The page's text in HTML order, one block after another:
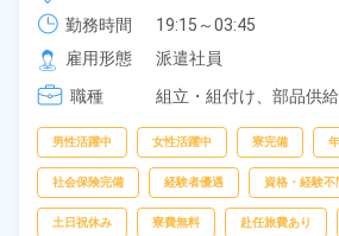
勤務時間
19:15～03:45
雇用形態
派遣社員
職種
組立・組付け、 部品供
男性活躍中 女性活躍中 寮完備
社会保険完備 経験者優遇 資格・経験不
土日祝休み 寮費無料 赴任旅費あり